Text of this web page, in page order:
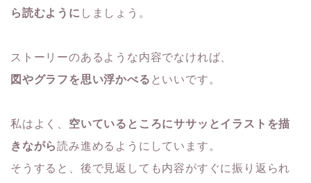
ら読むように しましょう。
ストーリーのあるような内容でなければ、
図やグラフを思い浮かべる といいです。
私はよく、 空いているところにササッとイラストを描
きながら読み進めるようにしています。
そうすると、後で見返しても内容がすぐに振り返られ